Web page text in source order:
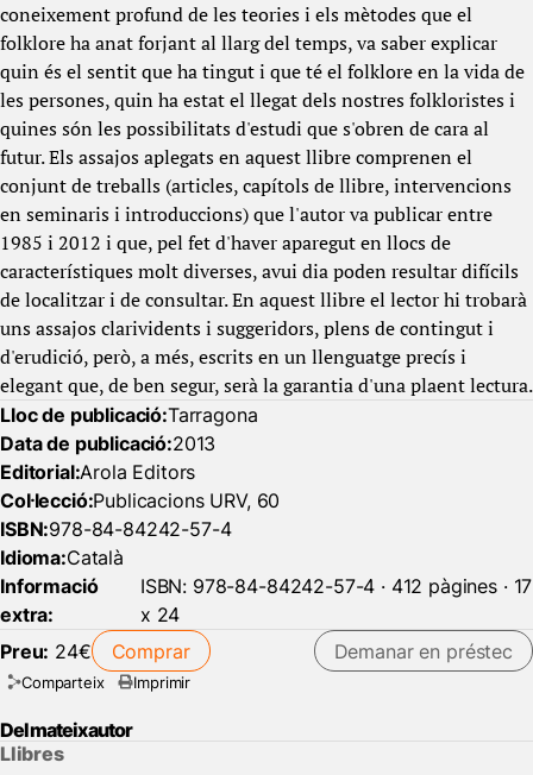
coneixement profund de les teories i els mètodes que el
folklore ha anat forjant al llarg del temps, va saber explicar
quin és el sentit que ha tingut i que té el folklore en la vida de
les persones, quin ha estat el llegat dels nostres folkloristes i
quines són les possibilitats d'estudi que s'obren de cara al
futur. Els assajos aplegats en aquest llibre comprenen el
conjunt de treballs (articles, capítols de llibre, intervencions
en seminaris i introduccions) que l'autor va publicar entre
1985 i 2012 i que, pel fet d'haver aparegut en llocs de
característiques molt diverses, avui dia poden resultar difícils
de localitzar i de consultar. En aquest llibre el lector hi trobarà
uns assajos clarividents i suggeridors, plens de contingut i
d'erudició, però, a més, escrits en un llenguatge precís i
elegant que, de ben segur, serà la garantia d'una plaent lectura.
Lloc de publicació:Tarragona
Data de publicació:2013
Editorial:Arola Editors
Col·lecció:Publicacions URV, 60
ISBN:978-84-84242-57-4
Idioma:Català
Informació
extra:
ISBN: 978-84-84242-57-4 · 412 pàgines · 17
x 24
Preu: 24€ Comprar Demanar en préstec
Comparteix Imprimir
Del mateix autor
Llibres